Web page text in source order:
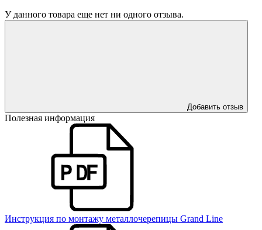
У данного товара еще нет ни одного отзыва.
Добавить отзыв
Полезная информация
Инструкция по монтажу металлочерепицы Grand Line